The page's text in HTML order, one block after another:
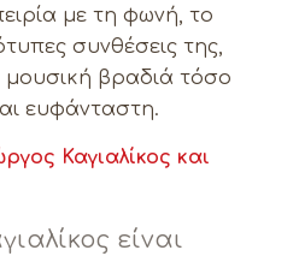
με τη φωνή, το
συνθέσεις της,
μουσική βραδιά τόσο
ευφάνταστη.
Καγιαλίκος και
είναι